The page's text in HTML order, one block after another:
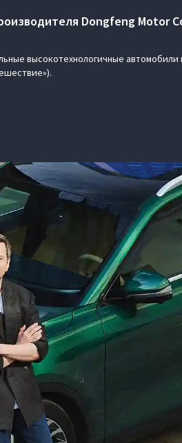
Dongfeng Motor
высокотехнологичные автомобили